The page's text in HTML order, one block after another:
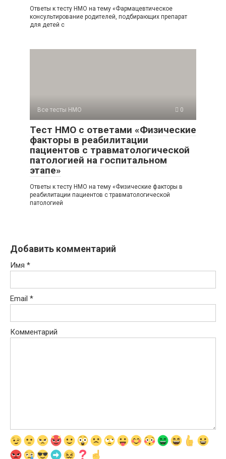
Ответы к тесту НМО на тему «Фармацевтическое
консультирование родителей, подбирающих препарат
для детей с
Все тесты НМО 0
Тест НМО с ответами «Физические
факторы в реабилитации
пациентов с травматологической
патологией на госпитальном
этапе»
Ответы к тесту НМО на тему «Физические факторы в
реабилитации пациентов с травматологической
патологией
Добавить комментарий
Имя *
Email *
Комментарий